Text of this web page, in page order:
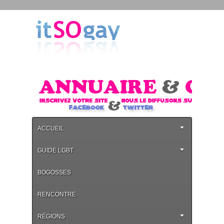
ACCUEIL
GUIDE LGBT
BOGOSSES
RENCONTRE
RÉGIONS